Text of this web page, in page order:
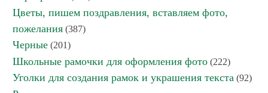
Цветы, пишем поздравления, вставляем фото,
пожелания (387)
Черные (201)
Школьные рамочки для оформления фото (222)
Уголки для создания рамок и украшения текста (92)